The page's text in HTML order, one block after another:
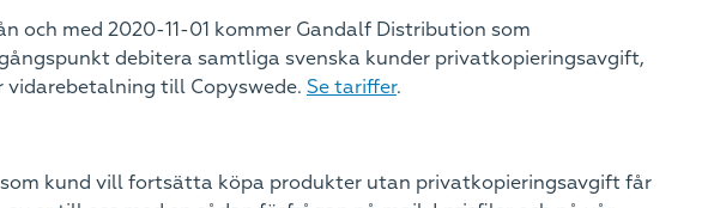
och med 2020-11-01 kommer Gandalf Distribution som
debitera samtliga svenska kunder privatkopieringsavgift,
vidarebetalning till Copyswede. Se tariffer.
kund vill fortsätta köpa produkter utan privatkopieringsavgift får